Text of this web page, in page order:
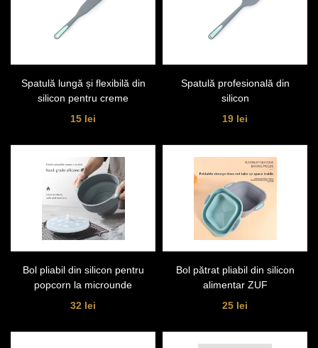
Spatulă lungă și flexibilă din
silicon pentru creme
15 lei
Spatulă profesională din
silicon
19 lei
Bol pliabil din silicon pentru
popcorn la microunde
32 lei
Bol pătrat pliabil din silicon
alimentar ZUF
25 lei